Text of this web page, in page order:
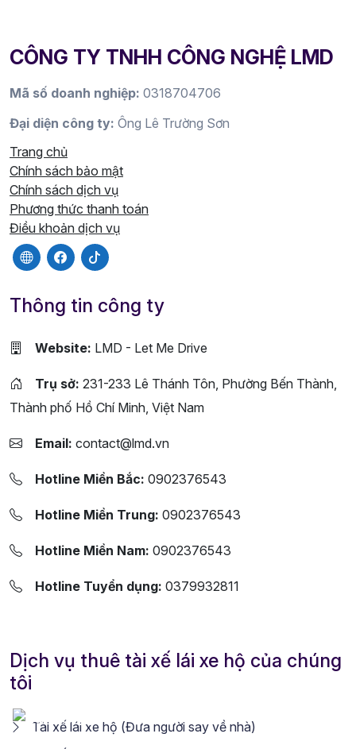
CÔNG TY TNHH CÔNG NGHỆ LMD
Mã số doanh nghiệp: 0318704706
Đại diện công ty: Ông Lê Trường Sơn
Trang chủ
Chính sách bảo mật
Chính sách dịch vụ
Phương thức thanh toán
Điều khoản dịch vụ
Thông tin công ty
Website: LMD - Let Me Drive
Trụ sở: 231-233 Lê Thánh Tôn, Phường Bến Thành,
Thành phố Hồ Chí Minh, Việt Nam
Email: contact@lmd.vn
Hotline Miền Bắc: 0902376543
Hotline Miền Trung: 0902376543
Hotline Miền Nam: 0902376543
Hotline Tuyển dụng: 0379932811
Dịch vụ thuê tài xế lái xe hộ của chúng
tôi
Tài xế lái xe hộ (Đưa người say về nhà)